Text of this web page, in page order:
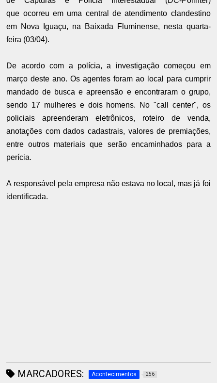
que ocorreu em uma central de atendimento clandestino
em Nova Iguaçu, na Baixada Fluminense, nesta quarta-
feira (03/04).
De acordo com a polícia, a investigação começou em
março deste ano. Os agentes foram ao local para cumprir
mandado de busca e apreensão e encontraram o grupo,
sendo 17 mulheres e dois homens. No "call center", os
policiais apreenderam eletrônicos, roteiro de venda,
anotações com dados cadastrais, valores de premiações,
entre outros materiais que serão encaminhados para a
perícia.
A responsável pela empresa não estava no local, mas já foi
identificada.
MARCADORES: Acontecimentos 256